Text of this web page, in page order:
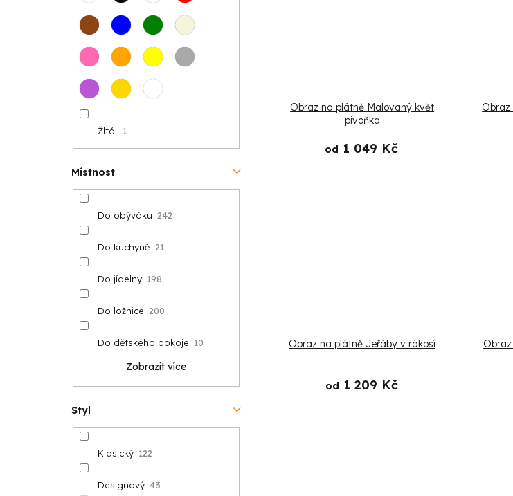
Žltá 1
Místnost
Do obýváku 242
Do kuchyně 21
Do jídelny 198
Do ložnice 200
Do dětského pokoje 10
Zobrazit více
Styl
Klasický 122
Designový 43
Obraz na plátně Malovaný květ
pivoňka
od 1 049 Kč
Obraz
Obraz na plátně Jeřáby v rákosí
od 1 209 Kč